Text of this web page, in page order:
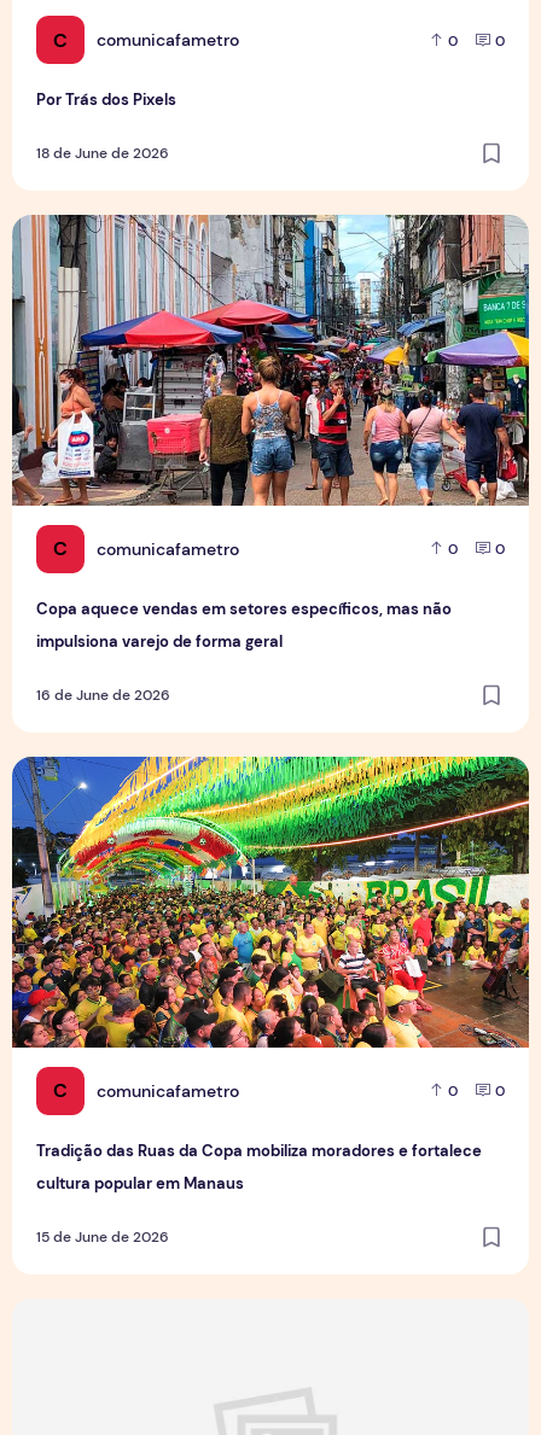
C comunicafametro 0 0
Por Trás dos Pixels
18 de June de 2026
C comunicafametro 0 0
Copa aquece vendas em setores específicos, mas não
impulsiona varejo de forma geral
16 de June de 2026
Copa aquece vendas em setores específicos, mas não
C comunicafametro 0 0
Tradição das Ruas da Copa mobiliza moradores e fortalece
cultura popular em Manaus
15 de June de 2026
Tradição das Ruas da Copa mobiliza moradores e